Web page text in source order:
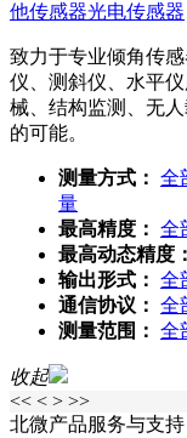
他传感器光电传感器
致力于专业倾角传
仪、测斜仪、水平
械、结构监测、无
的可能。
测量方式： 全
量
最高精度： 全
最高动态精度：
输出形式： 全
通信协议： 全
测量范围： 全
收起
<< < > >>
北微产品服务与支持